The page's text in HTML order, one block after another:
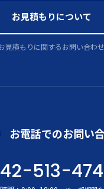
お見積もりについて
見積もりに関するお問い合わせ
お電話でのお問い
513-